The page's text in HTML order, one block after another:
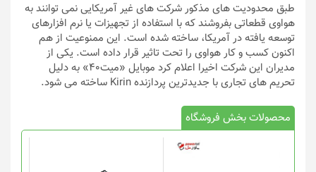
طبق محدودیت های مذکور شرکت های غیر آمریکایی نمی توانند به
هواوی قطعاتی بفروشند که با استفاده از تجهیزات یا نرم افزارهای
توسعه یافته در آمریکا، ساخته شده است. این ممنوعیت از هم
اکنون کسب و کار هواوی را تحت تاثیر قرار داده است. یکی از
مدیران این شرکت اخیرا اعلام کرد موبایل «میت۴۰» به دلیل
تحریم های تجاری با جدیدترین پردازنده Kirin ساخته می شود.
محصولات بخش فروشگاه